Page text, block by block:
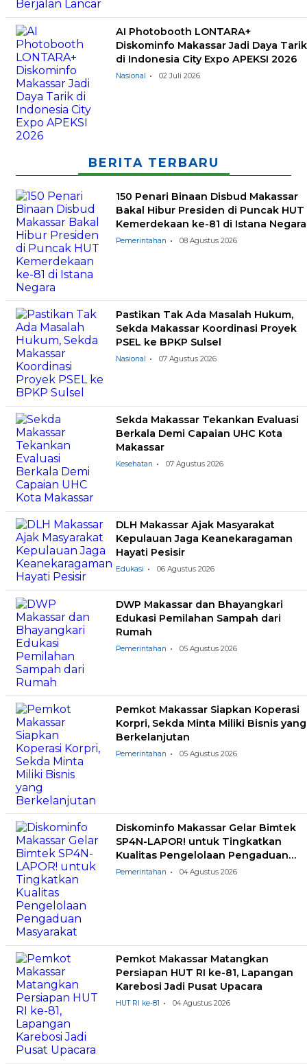
AI Photobooth LONTARA+
Diskominfo Makassar Jadi Daya Tarik
di Indonesia City Expo APEKSI 2026
Nasional 02 Juli 2026
BERITA TERBARU
150 Penari Binaan Disbud Makassar
Bakal Hibur Presiden di Puncak HUT
Kemerdekaan ke-81 di Istana Negara
Pemerintahan 08 Agustus 2026
Pastikan Tak Ada Masalah Hukum,
Sekda Makassar Koordinasi Proyek
PSEL ke BPKP Sulsel
Nasional 07 Agustus 2026
Sekda Makassar Tekankan Evaluasi
Berkala Demi Capaian UHC Kota
Makassar
Kesehatan 07 Agustus 2026
DLH Makassar Ajak Masyarakat
Kepulauan Jaga Keanekaragaman
Hayati Pesisir
Edukasi 06 Agustus 2026
DWP Makassar dan Bhayangkari
Edukasi Pemilahan Sampah dari
Rumah
Pemerintahan 05 Agustus 2026
Pemkot Makassar Siapkan Koperasi
Korpri, Sekda Minta Miliki Bisnis yang
Berkelanjutan
Pemerintahan 05 Agustus 2026
Diskominfo Makassar Gelar Bimtek
SP4N-LAPOR! untuk Tingkatkan
Kualitas Pengelolaan Pengaduan
Masyarakat
Pemerintahan 04 Agustus 2026
Pemkot Makassar Matangkan
Persiapan HUT RI ke-81, Lapangan
Karebosi Jadi Pusat Upacara
HUT RI ke-81 04 Agustus 2026